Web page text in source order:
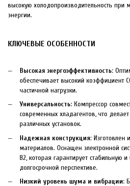
высокую холодопроизводительность при
энергии.
КЛЮЧЕВЫЕ ОСОБЕННОСТИ
Высокая энергоэффективность:
обеспечивает высокий коэффициент
частичной нагрузки.
Универсальность: Компрессор
современных хладагентов, что
различных установок.
Надежная конструкция: Изготовлен
материалов. Оснащен электронной
B2, которая гарантирует стабильную
долгосрочной перспективе.
Низкий уровень шума и вибрации: